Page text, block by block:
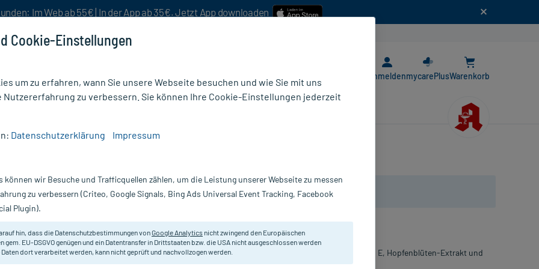
Im Web ab 55€ | In der App ab 35€. Jetzt App downloaden
AnmeldenmycarePlusWarenkorb
Nur für kurze Zeit:Gratis-Versand* ab 19€ Mindestbestellwert!
Melatonin
taxofit
Nahrungsergänzungsmittel mit Magnesium, Vitamin B6, Vitamin E, Hopfenblüten-Extrakt und
Melatonin.
Cookie-Einstellungen
um zu erfahren, wann Sie unsere Webseite besuchen und wie Sie mit uns
Nutzererfahrung zu verbessern. Sie können Ihre Cookie-Einstellungen jederzeit
Datenschutzerklärung Impressum
können wir Besuche und Trafficquellen zählen, um die Leistung unserer Webseite zu messen
zu verbessern (Criteo, Google Signals, Bing Ads Universal Event Tracking, Facebook
Plugin).
hin, dass die Datenschutzbestimmungen vonGoogle Analytics nicht zwingend den Europäischen
gem. EU-DSGVO genügen und ein Datentransfer in Drittstaaten bzw. die USA nicht ausgeschlossen werden
Daten dort verarbeitet werden, kann nicht geprüft und nachvollzogen werden.